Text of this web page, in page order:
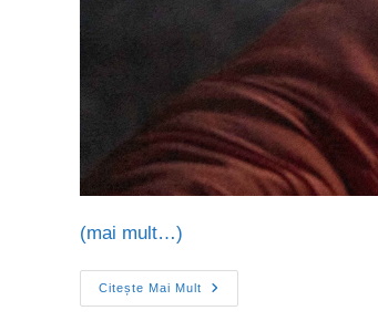
(mai mult…)
Citește Mai Mult